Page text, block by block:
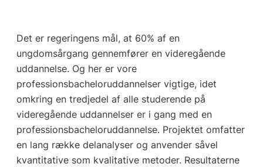
Det er regeringens mål, at 60% af en
ungdomsårgang gennemfører en videregående
uddannelse. Og her er vore
professionsbacheloruddannelser vigtige, idet
omkring en tredjedel af alle studerende på
videregående uddannelser er i gang med en
professionsbacheloruddannelse. Projektet omfatter
en lang række delanalyser og anvender såvel
kvantitative som kvalitative metoder. Resultaterne